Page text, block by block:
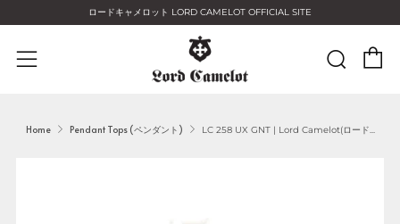
ロードキャメロット LORD CAMELOT OFFICIAL SITE
Menu
Home Pendant Tops (ペンダント) LC 258 UX GNT | Lord Camelot(ロード...